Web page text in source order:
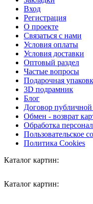
Вход
Регистрация
О проекте
Связаться с нами
Условия оплаты
Условия доставки
Оптовый раздел
Частые вопросы
Подарочная
3D подрамник
Блог
Договор
Обмен - возврат
Обработка
Пользовательское
Политика Cookies
Каталог картин:
Каталог картин: